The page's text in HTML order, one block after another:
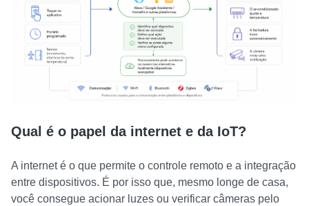
Qual é o papel da internet e da IoT?
A internet é o que permite o controle remoto e a integração
entre dispositivos. É por isso que, mesmo longe de casa,
você consegue acionar luzes ou verificar câmeras pelo